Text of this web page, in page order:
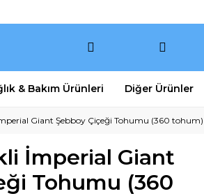
& Bakım Ürünleri Diğer Ürünler
Giant Şebboy Çiçeği Tohumu (360 tohum)
İmperial Giant
Tohumu (360